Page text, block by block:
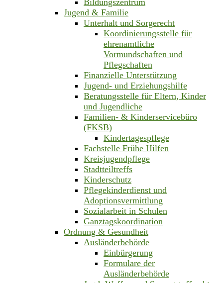
Jugend & Familie
Unterhalt und Sorgerecht
Koordinierungsstelle für
ehrenamtliche
Vormundschaften und
Pflegschaften
Finanzielle Unterstützung
Jugend- und Erziehungshilfe
Beratungsstelle für Eltern, Kinder
und Jugendliche
Familien- & Kinderservicebüro
(FKSB)
Kindertagespflege
Fachstelle Frühe Hilfen
Kreisjugendpflege
Stadtteiltreffs
Kinderschutz
Pflegekinderdienst und
Adoptionsvermittlung
Sozialarbeit in Schulen
Ganztagskoordination
Ordnung & Gesundheit
Ausländerbehörde
Einbürgerung
Formulare der
Ausländerbehörde